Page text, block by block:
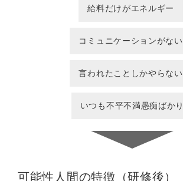
給料だけがエネルギー
コミュニケーションがない
言われたことしかやらない
いつも不平不満愚痴ばかり
可能性人間の特徴（研修後）